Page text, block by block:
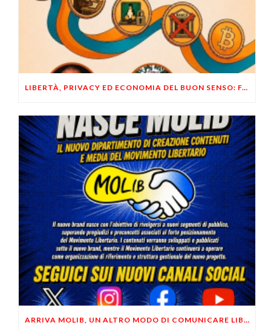
LIBERTÀ, PRIVACY ED ECONOMIA DEL BUON SENSO: FACCO E MUSUMECI A CASALECCHIO DI RENO (BO)
ARRIVA MOLIB, UN ALTRO MODO DI COMUNICARE LIBERTARIO